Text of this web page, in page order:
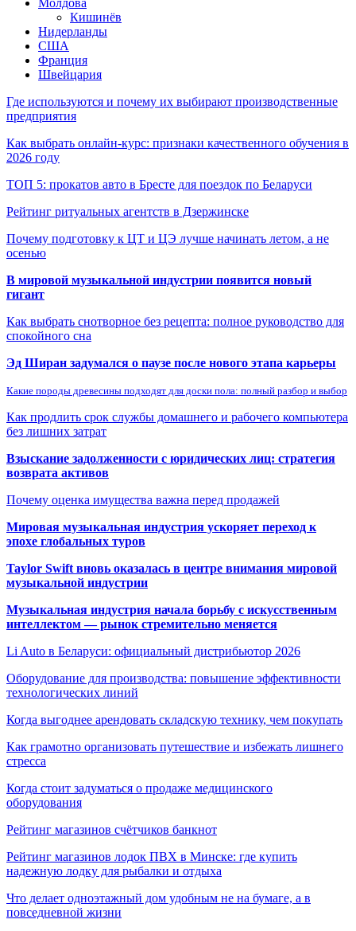
Молдова
Кишинёв
Нидерланды
США
Франция
Швейцария
Где используются и почему их выбирают производственные
предприятия
Как выбрать онлайн-курс: признаки качественного обучения в
2026 году
ТОП 5: прокатов авто в Бресте для поездок по Беларуси
Рейтинг ритуальных агентств в Дзержинске
Почему подготовку к ЦТ и ЦЭ лучше начинать летом, а не
осенью
В мировой музыкальной индустрии появится новый
гигант
Как выбрать снотворное без рецепта: полное руководство для
спокойного сна
Эд Ширан задумался о паузе после нового этапа карьеры
Какие породы древесины подходят для доски пола: полный разбор и выбор
Как продлить срок службы домашнего и рабочего компьютера
без лишних затрат
Взыскание задолженности с юридических лиц: стратегия
возврата активов
Почему оценка имущества важна перед продажей
Мировая музыкальная индустрия ускоряет переход к
эпохе глобальных туров
Taylor Swift вновь оказалась в центре внимания мировой
музыкальной индустрии
Музыкальная индустрия начала борьбу с искусственным
интеллектом — рынок стремительно меняется
Li Auto в Беларуси: официальный дистрибьютор 2026
Оборудование для производства: повышение эффективности
технологических линий
Когда выгоднее арендовать складскую технику, чем покупать
Как грамотно организовать путешествие и избежать лишнего
стресса
Когда стоит задуматься о продаже медицинского
оборудования
Рейтинг магазинов счётчиков банкнот
Рейтинг магазинов лодок ПВХ в Минске: где купить
надежную лодку для рыбалки и отдыха
Что делает одноэтажный дом удобным не на бумаге, а в
повседневной жизни